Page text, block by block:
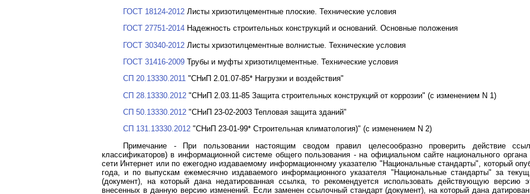
ГОСТ 18124-2012 Листы хризотилцементные плоские. Технические условия
ГОСТ 27751-2014 Надежность строительных конструкций и оснований. Основные положения
ГОСТ 30340-2012 Листы хризотилцементные волнистые. Технические условия
ГОСТ 31416-2009 Трубы и муфты хризотилцементные. Технические условия
СП 20.13330.2011 "СНиП 2.01.07-85* Нагрузки и воздействия"
СП 28.13330.2012 "СНиП 2.03.11-85 Защита строительных конструкций от коррозии" (с изменением N 1)
СП 50.13330.2012 "СНиП 23-02-2003 Тепловая защита зданий"
СП 131.13330.2012 "СНиП 23-01-99* Строительная климатология)" (с изменением N 2)
Примечание - При пользовании настоящим сводом правил целесообразно проверить действие
классификаторов) в информационной системе общего пользования - на официальном сайте национального
сети Интернет или по ежегодно издаваемому информационному указателю "Национальные стандарты", который
года, и по выпускам ежемесячно издаваемого информационного указателя "Национальные стандарты" за
(документ), на который дана недатированная ссылка, то рекомендуется использовать действующую версию
внесенных в данную версию изменений. Если заменен ссылочный стандарт (документ), на который дана